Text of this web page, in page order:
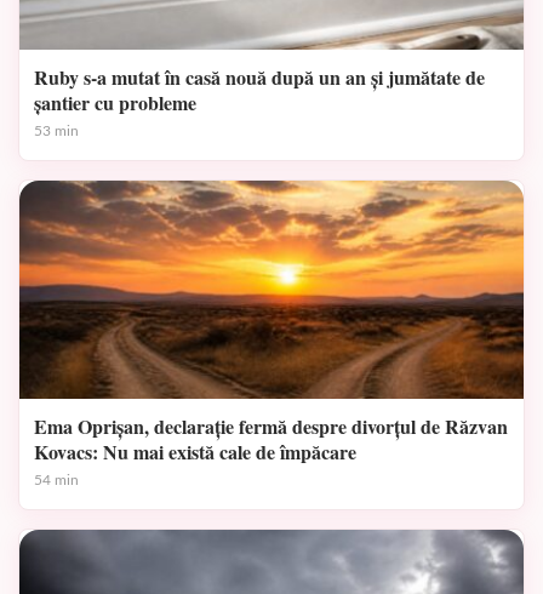
Ruby s-a mutat în casă nouă după un an și jumătate de
șantier cu probleme
53 min
Ema Oprișan, declarație fermă despre divorțul de Răzvan
Kovacs: Nu mai există cale de împăcare
54 min